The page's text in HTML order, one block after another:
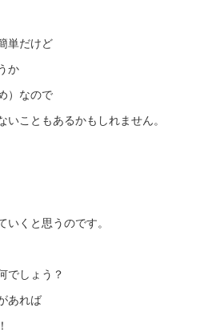
単だけど
か
）なので
こともあるかもしれません。
くと思うのです。
でしょう？
あれば